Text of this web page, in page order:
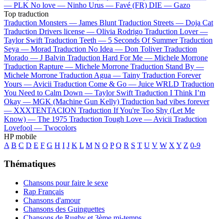
— PLK No love — Ninho Urus — Favé (FR) DIE — Gazo
Top traduction
Traduction Monsters — James Blunt Traduction Streets — Doja Cat
Traduction Drivers license — Olivia Rodrigo Traduction Lover —
Taylor Swift Traduction Teeth — 5 Seconds Of Summer Traduction
Seya — Morad Traduction No Idea — Don Toliver Traduction
Morado — J Balvin Traduction Hard For Me — Michele Morrone
Traduction Rapture — Michele Morrone Traduction Stand By —
Michele Morrone Traduction Agua — Tainy Traduction Forever
Yours — Avicii Traduction Come & Go — Juice WRLD Traduction
You Need to Calm Down — Taylor Swift Traduction I Think I’m
Okay — MGK (Machine Gun Kelly) Traduction bad vibes forever
— XXXTENTACION Traduction If You're Too Shy (Let Me
Know) — The 1975 Traduction Tough Love — Avicii Traduction
Lovefool — Twocolors
HP mobile
A B C D E F G H I J K L M N O P Q R S T U V W X Y Z 0-9
Thématiques
Chansons pour faire le sexe
Rap Français
Chansons d'amour
Chansons des Guinguettes